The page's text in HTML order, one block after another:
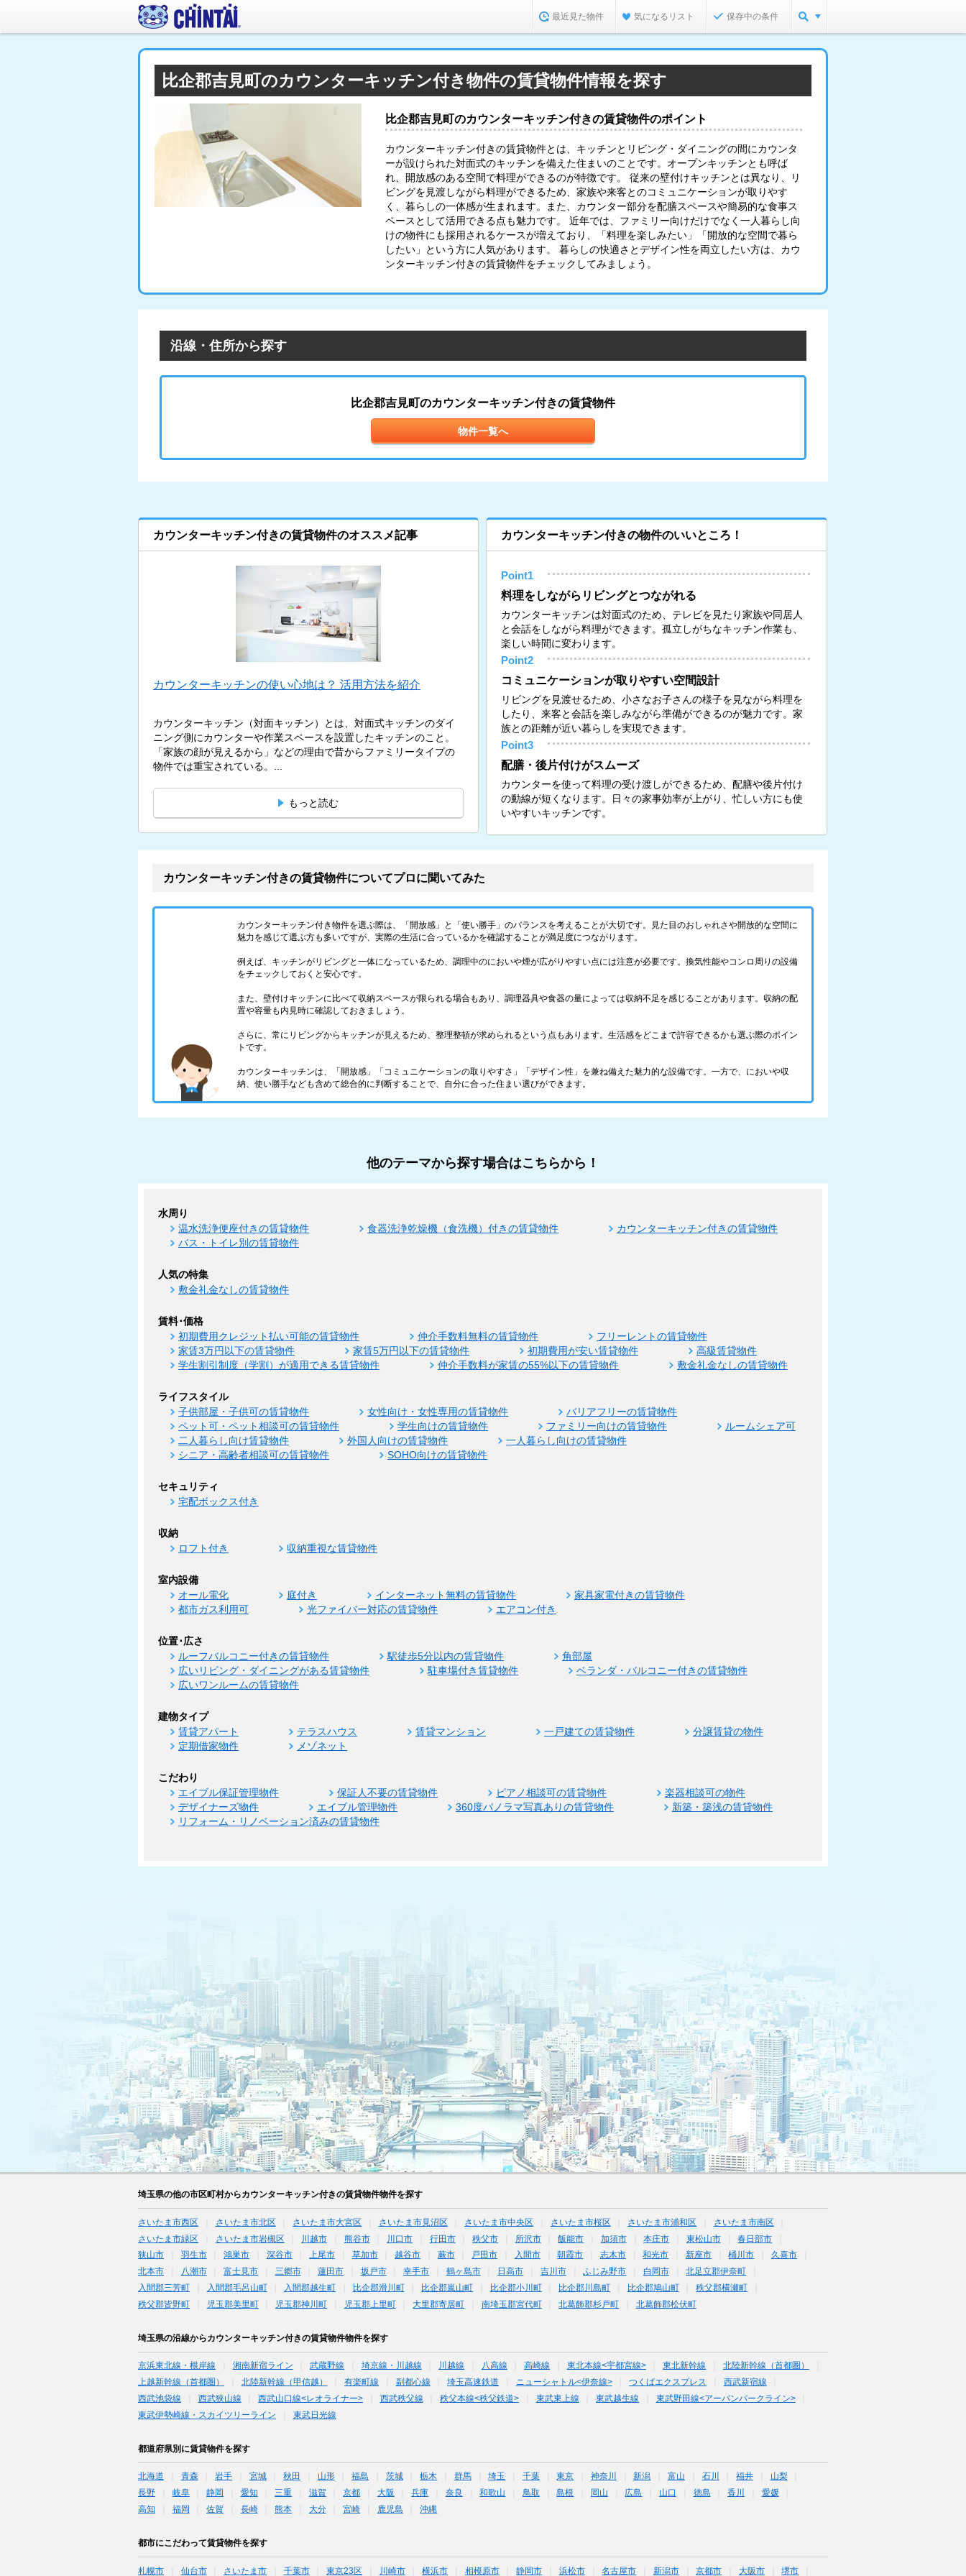
最近見た物件 気になるリスト 保存中の条件
比企郡吉見町のカウンターキッチン付き物件の賃貸物件情報を探す
比企郡吉見町のカウンターキッチン付きの賃貸物件のポイント
カウンターキッチン付きの賃貸物件とは、キッチンとリビング・ダイニングの間にカウンタ
ーが設けられた対面式のキッチンを備えた住まいのことです。オープンキッチンとも呼ば
れ、開放感のある空間で料理ができるのが特徴です。 従来の壁付けキッチンとは異なり、リ
ビングを見渡しながら料理ができるため、家族や来客とのコミュニケーションが取りやす
く、暮らしの一体感が生まれます。また、カウンター部分を配膳スペースや簡易的な食事ス
ペースとして活用できる点も魅力です。 近年では、ファミリー向けだけでなく一人暮らし向
けの物件にも採用されるケースが増えており、「料理を楽しみたい」「開放的な空間で暮ら
したい」という方に人気があります。 暮らしの快適さとデザイン性を両立したい方は、カウ
ンターキッチン付きの賃貸物件をチェックしてみましょう。
沿線・住所から探す
比企郡吉見町のカウンターキッチン付きの賃貸物件
物件一覧へ
カウンターキッチン付きの賃貸物件のオススメ記事
カウンターキッチンの使い心地は？ 活用方法を紹介
カウンターキッチン（対面キッチン）とは、対面式キッチンのダイ
ニング側にカウンターや作業スペースを設置したキッチンのこと。
「家族の顔が見えるから」などの理由で昔からファミリータイプの
物件では重宝されている。...
もっと読む
カウンターキッチン付きの物件のいいところ！
Point1
料理をしながらリビングとつながれる
カウンターキッチンは対面式のため、テレビを見たり家族や同居人
と会話をしながら料理ができます。孤立しがちなキッチン作業も、
楽しい時間に変わります。
Point2
コミュニケーションが取りやすい空間設計
リビングを見渡せるため、小さなお子さんの様子を見ながら料理を
したり、来客と会話を楽しみながら準備ができるのが魅力です。家
族との距離が近い暮らしを実現できます。
Point3
配膳・後片付けがスムーズ
カウンターを使って料理の受け渡しができるため、配膳や後片付け
の動線が短くなります。日々の家事効率が上がり、忙しい方にも使
いやすいキッチンです。
カウンターキッチン付きの賃貸物件についてプロに聞いてみた
カウンターキッチン付き物件を選ぶ際は、「開放感」と「使い勝手」のバランスを考えることが大切です。見た目のおしゃれさや開放的な空間に
魅力を感じて選ぶ方も多いですが、実際の生活に合っているかを確認することが満足度につながります。
例えば、キッチンがリビングと一体になっているため、調理中のにおいや煙が広がりやすい点には注意が必要です。換気性能やコンロ周りの設備
をチェックしておくと安心です。
また、壁付けキッチンに比べて収納スペースが限られる場合もあり、調理器具や食器の量によっては収納不足を感じることがあります。収納の配
置や容量も内見時に確認しておきましょう。
さらに、常にリビングからキッチンが見えるため、整理整頓が求められるという点もあります。生活感をどこまで許容できるかも選ぶ際のポイン
トです。
カウンターキッチンは、「開放感」「コミュニケーションの取りやすさ」「デザイン性」を兼ね備えた魅力的な設備です。一方で、においや収
納、使い勝手なども含めて総合的に判断することで、自分に合った住まい選びができます。
他のテーマから探す場合はこちらから！
水周り
温水洗浄便座付きの賃貸物件 食器洗浄乾燥機（食洗機）付きの賃貸物件
カウンターキッチン付きの賃貸物件
バス・トイレ別の賃貸物件
人気の特集
敷金礼金なしの賃貸物件
賃料･価格
初期費用クレジット払い可能の賃貸物件 仲介手数料無料の賃貸物件
フリーレントの賃貸物件
家賃3万円以下の賃貸物件
家賃5万円以下の賃貸物件 初期費用が安い賃貸物件
高級賃貸物件
学生割引制度（学割）が適用できる賃貸物件
仲介手数料が家賃の55%以下の賃貸物件 敷金礼金なしの賃貸物件
ライフスタイル
子供部屋・子供可の賃貸物件 女性向け・女性専用の賃貸物件
バリアフリーの賃貸物件
ペット可・ペット相談可の賃貸物件
学生向けの賃貸物件 ファミリー向けの賃貸物件
ルームシェア可
二人暮らし向け賃貸物件
外国人向けの賃貸物件
一人暮らし向けの賃貸物件
シニア・高齢者相談可の賃貸物件
SOHO向けの賃貸物件
セキュリティ
宅配ボックス付き
収納
ロフト付き 収納重視な賃貸物件
室内設備
オール電化 庭付き インターネット無料の賃貸物件
家具家電付きの賃貸物件
都市ガス利用可
光ファイバー対応の賃貸物件 エアコン付き
位置･広さ
ルーフバルコニー付きの賃貸物件 駅徒歩5分以内の賃貸物件
角部屋
広いリビング・ダイニングがある賃貸物件
駐車場付き賃貸物件
ベランダ・バルコニー付きの賃貸物件
広いワンルームの賃貸物件
建物タイプ
賃貸アパート テラスハウス 賃貸マンション 一戸建ての賃貸物件
分譲賃貸の物件
定期借家物件
メゾネット
こだわり
エイブル保証管理物件 保証人不要の賃貸物件 ピアノ相談可の賃貸物件
楽器相談可の物件
デザイナーズ物件
エイブル管理物件 360度パノラマ写真ありの賃貸物件
新築・築浅の賃貸物件
リフォーム・リノベーション済みの賃貸物件
埼玉県の他の市区町村からカウンターキッチン付きの賃貸物件物件を探す
さいたま市西区 さいたま市北区 さいたま市大宮区 さいたま市見沼区 さいたま市中央区 さいたま市桜区 さいたま市浦和区
さいたま市南区
さいたま市緑区
さいたま市岩槻区 川越市 熊谷市 川口市 行田市 秩父市 所沢市 飯能市 加須市 本庄市 東松山市
春日部市
狭山市
羽生市 鴻巣市 深谷市 上尾市 草加市 越谷市 蕨市 戸田市 入間市 朝霞市 志木市 和光市 新座市 桶川市
久喜市
北本市
八潮市 富士見市 三郷市 蓮田市 坂戸市 幸手市 鶴ヶ島市 日高市 吉川市 ふじみ野市 白岡市
北足立郡伊奈町
入間郡三芳町
入間郡毛呂山町 入間郡越生町 比企郡滑川町 比企郡嵐山町 比企郡小川町 比企郡川島町 比企郡鳩山町
秩父郡横瀬町
秩父郡皆野町
児玉郡美里町 児玉郡神川町 児玉郡上里町 大里郡寄居町 南埼玉郡宮代町 北葛飾郡杉戸町 北葛飾郡松伏町
埼玉県の沿線からカウンターキッチン付きの賃貸物件物件を探す
京浜東北線・根岸線 湘南新宿ライン 武蔵野線 埼京線・川越線 川越線 八高線 高崎線 東北本線<宇都宮線> 東北新幹線
北陸新幹線（首都圏）
上越新幹線（首都圏）
北陸新幹線（甲信越） 有楽町線 副都心線 埼玉高速鉄道 ニューシャトル<伊奈線> つくばエクスプレス
西武新宿線
西武池袋線
西武狭山線 西武山口線<レオライナー> 西武秩父線 秩父本線<秩父鉄道> 東武東上線 東武越生線
東武野田線<アーバンパークライン>
東武伊勢崎線・スカイツリーライン
東武日光線
都道府県別に賃貸物件を探す
北海道 青森 岩手 宮城 秋田 山形 福島 茨城 栃木 群馬 埼玉 千葉 東京 神奈川 新潟 富山 石川 福井
山梨
長野
岐阜 静岡 愛知 三重 滋賀 京都 大阪 兵庫 奈良 和歌山 鳥取 島根 岡山 広島 山口 徳島 香川
愛媛
高知
福岡 佐賀 長崎 熊本 大分 宮崎 鹿児島 沖縄
都市にこだわって賃貸物件を探す
札幌市 仙台市 さいたま市 千葉市 東京23区 川崎市 横浜市 相模原市 静岡市 浜松市 名古屋市 新潟市 京都市 大阪市 堺市